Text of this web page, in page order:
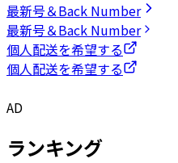
最新号＆Back Number
最新号＆Back Number
個人配送を希望する
個人配送を希望する
AD
ランキング